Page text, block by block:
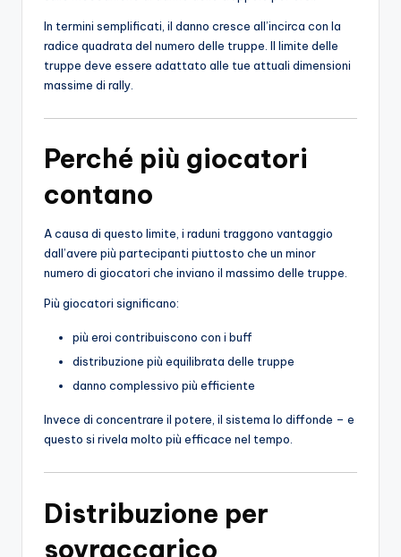
In termini semplificati, il danno cresce all’incirca con la
radice quadrata del numero delle truppe. Il limite delle
truppe deve essere adattato alle tue attuali dimensioni
massime di rally.
Perché più giocatori
contano
A causa di questo limite, i raduni traggono vantaggio
dall’avere più partecipanti piuttosto che un minor
numero di giocatori che inviano il massimo delle truppe.
Più giocatori significano:
più eroi contribuiscono con i buff
distribuzione più equilibrata delle truppe
danno complessivo più efficiente
Invece di concentrare il potere, il sistema lo diffonde – e
questo si rivela molto più efficace nel tempo.
Distribuzione per
sovraccarico